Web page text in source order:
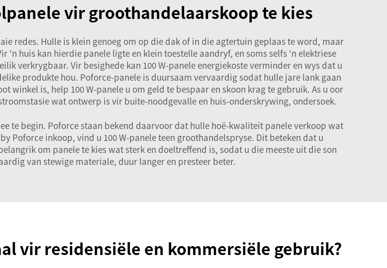
vir groothandelaarskoop te kies
redes. Hulle is klein genoeg om op die dak of in die agtertuin geplaas te word, maar
'n huis kan hierdie panele ligte en klein toestelle aandryf, en soms selfs 'n elektriese
verkrygbaar. Vir besighede kan 100 W-panele energiekoste verminder en wys dat u
produkte hou. Poforce-panele is duursaam vervaardig sodat hulle jare lank gaan
is, help 100 W-panele u om geld te bespaar en skoon krag te gebruik. As u oor
wat ontwerp is vir buite-noodgevalle en huis-onderskrywing, ondersoek.
te begin. Poforce staan bekend daarvoor dat hulle hoë-kwaliteit panele verkoop wat
Poforce inkoop, vind u 100 W-panele teen groothandelspryse. Dit beteken dat u
om panele te kies wat sterk en doeltreffend is, sodat u die meeste uit die son
van stewige materiale, duur langer en presteer beter.
vir residensiële en kommersiële gebruik?